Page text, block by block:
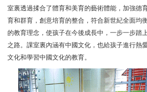
室裏透過揉合了體育和美育的藝術體能，加強德
育和群育，創意培育的整合，符合新世紀全面均
的教育理念，使孩子在今後成長中，一步一步踏
之路。課室裏內涵有中國文化，也給孩子進行熱
文化和學習中國文化的教育。